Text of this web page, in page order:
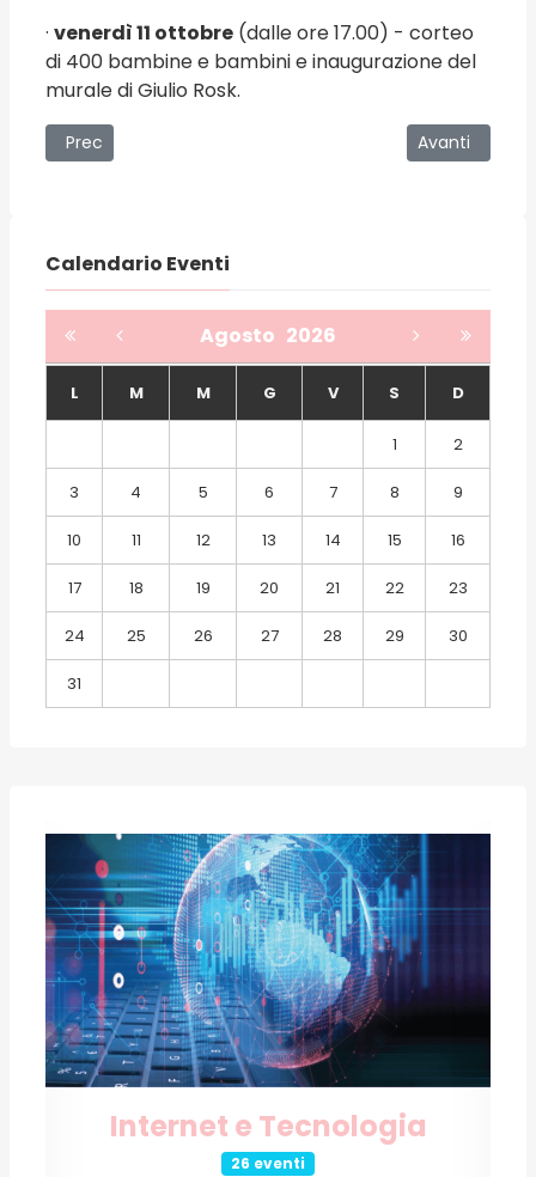
· venerdì 11 ottobre (dalle ore 17.00) - corteo
di 400 bambine e bambini e inaugurazione del
murale di Giulio Rosk.
Articolo precedente: Contessa Entellina – Abbazia di
Prec Articolo
Avanti
Calendario Eventi
Agosto 2026
L M M G V S D
1 2
3 4 5 6 7 8 9
10 11 12 13 14 15 16
17 18 19 20 21 22 23
24 25 26 27 28 29 30
31
Internet e Tecnologia
26 eventi